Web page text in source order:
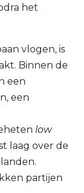
het
vlogen, is
Binnen de
een
een
low
laag over de
partijen